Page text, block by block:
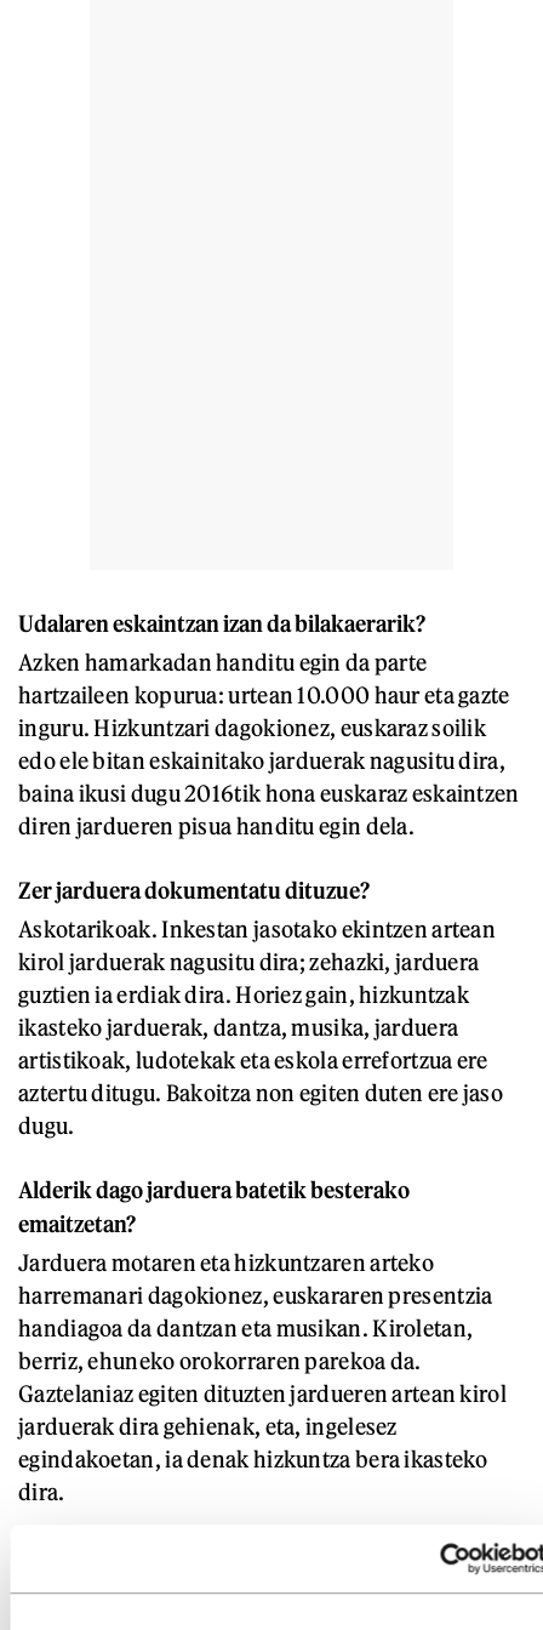
Udalaren eskaintzan izan da bilakaerarik?
Azken hamarkadan handitu egin da parte
hartzaileen kopurua: urtean 10.000 haur eta gazte
inguru. Hizkuntzari dagokionez, euskaraz soilik
edo ele bitan eskainitako jarduerak nagusitu dira,
baina ikusi dugu 2016tik hona euskaraz eskaintzen
diren jardueren pisua handitu egin dela.
Zer jarduera dokumentatu dituzue?
Askotarikoak. Inkestan jasotako ekintzen artean
kirol jarduerak nagusitu dira; zehazki, jarduera
guztien ia erdiak dira. Horiez gain, hizkuntzak
ikasteko jarduerak, dantza, musika, jarduera
artistikoak, ludotekak eta eskola errefortzua ere
aztertu ditugu. Bakoitza non egiten duten ere jaso
dugu.
Alderik dago jarduera batetik besterako
emaitzetan?
Jarduera motaren eta hizkuntzaren arteko
harremanari dagokionez, euskararen presentzia
handiagoa da dantzan eta musikan. Kiroletan,
berriz, ehuneko orokorraren parekoa da.
Gaztelaniaz egiten dituzten jardueren artean kirol
jarduerak dira gehienak, eta, ingelesez
egindakoetan, ia denak hizkuntza bera ikasteko
dira.
Euskaraz antolatutako jarduerek presentzia